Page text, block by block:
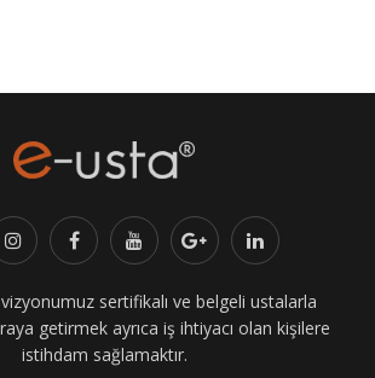
sertifikalı ve belgeli ustalarla
getirmek ayrıca iş ihtiyacı olan kişilere
istihdam sağlamaktır.